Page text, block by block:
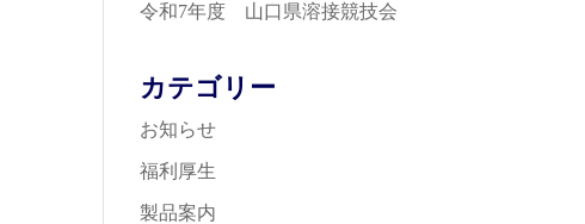
令和7年度 山口県溶接競技会
カテゴリー
お知らせ
福利厚生
製品案内